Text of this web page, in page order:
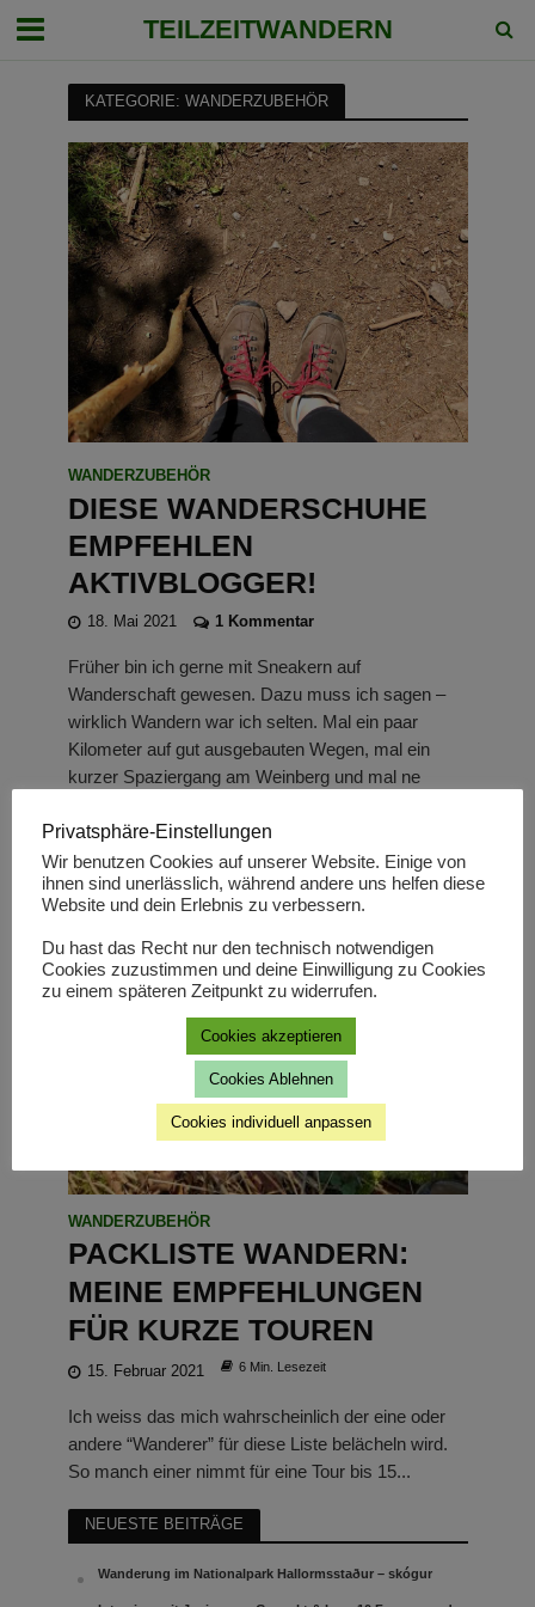
TEILZEITWANDERN
KATEGORIE: WANDERZUBEHÖR
WANDERZUBEHÖR
DIESE WANDERSCHUHE
EMPFEHLEN
AKTIVBLOGGER!
18. Mai 2021 1 Kommentar
Früher bin ich gerne mit Sneakern auf
Wanderschaft gewesen. Dazu muss ich sagen –
wirklich Wandern war ich selten. Mal ein paar
Kilometer auf gut ausgebauten Wegen, mal ein
kurzer Spaziergang am Weinberg und mal ne
jedoch kam eine Tour in...
LIES MEHR!
WANDERZUBEHÖR
PACKLISTE WANDERN:
MEINE EMPFEHLUNGEN
FÜR KURZE TOUREN
15. Februar 2021 6 Min. Lesezeit
Ich weiss das mich wahrscheinlich der eine oder
andere “Wanderer” für diese Liste belächeln wird.
So manch einer nimmt für eine Tour bis 15...
NEUESTE BEITRÄGE
Wanderung im Nationalpark Hallormsstaður – skógur
Privatsphäre-Einstellungen
Wir benutzen Cookies auf unserer Website. Einige von
ihnen sind unerlässlich, während andere uns helfen diese
Website und dein Erlebnis zu verbessern.
Du hast das Recht nur den technisch notwendigen
Cookies zuzustimmen und deine Einwilligung zu Cookies
zu einem späteren Zeitpunkt zu widerrufen.
Cookies akzeptieren
Cookies Ablehnen
Cookies individuell anpassen